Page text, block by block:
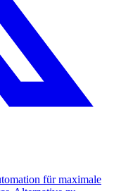
für maximale